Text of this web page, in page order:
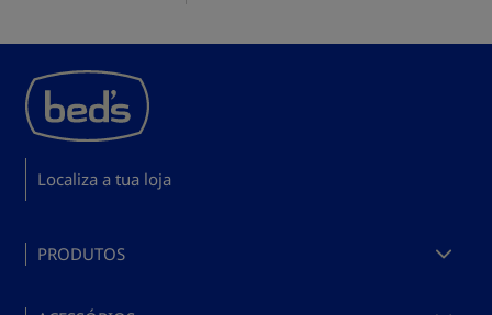
Localiza a tua loja
PRODUTOS